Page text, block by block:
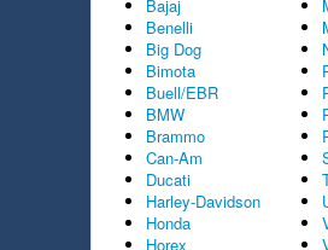
Bajaj
Benelli
Big Dog
Bimota
Buell/EBR
BMW
Brammo
Can-Am
Ducati
Harley-Davidson
Honda
Horex